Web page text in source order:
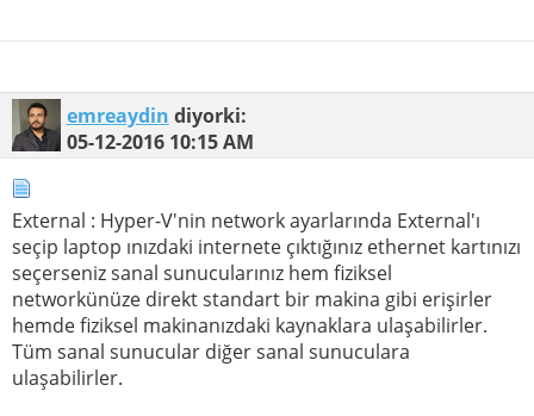
emreaydin diyorki:
05-12-2016 10:15 AM
External : Hyper-V'nin network ayarlarında External'ı
seçip laptop ınızdaki internete çıktığınız ethernet kartınızı
seçerseniz sanal sunucularınız hem fiziksel
networkünüze direkt standart bir makina gibi erişirler
hemde fiziksel makinanızdaki kaynaklara ulaşabilirler.
Tüm sanal sunucular diğer sanal sunuculara
ulaşabilirler.